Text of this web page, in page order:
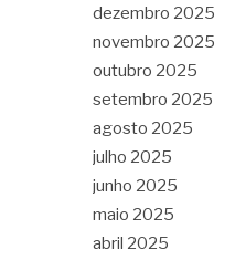
dezembro 2025
novembro 2025
outubro 2025
setembro 2025
agosto 2025
julho 2025
junho 2025
maio 2025
abril 2025